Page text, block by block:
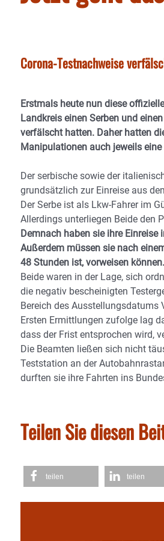
Corona-Testnachweise
Erstmals heute nun diese
Landkreis einen Serben und
verfälscht hatten. Daher hatten
Manipulationen auch jeweils
Der serbische sowie der
grundsätzlich zur Einreise aus
Der Serbe ist als Lkw-Fahrer im
Allerdings unterliegen Beide den
Demnach haben sie ihre
Außerdem müssen sie nach
48 Stunden ist, vorweisen können.
Beide waren in der Lage, sich
die negativ bescheinigten
Bereich des Ausstellungsdatums
Ersten Ermittlungen zufolge lag
dass der Frist entsprochen wird,
Die Beamten ließen sich nicht
Teststation an der
durften sie ihre Fahrten ins
Teilen Sie diesen
teilen teilen